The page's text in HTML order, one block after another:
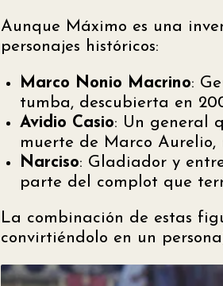
Aunque Máximo es una
personajes históricos:
Marco Nonio Macrino:
tumba, descubierta en
Avidio Casio: Un general
muerte de Marco
Narciso: Gladiador y
parte del complot que
La combinación de estas
convirtiéndolo en un